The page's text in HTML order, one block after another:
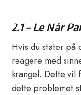
2.1 – Le Når
Hvis du støter på
reagere med
krangel. Dette
dette problemet